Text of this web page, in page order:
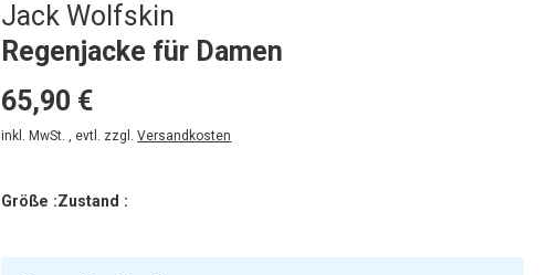
Jack Wolfskin
Regenjacke für Damen
65,90 €
inkl. MwSt. , evtl. zzgl.Versandkosten
Größe :Zustand :